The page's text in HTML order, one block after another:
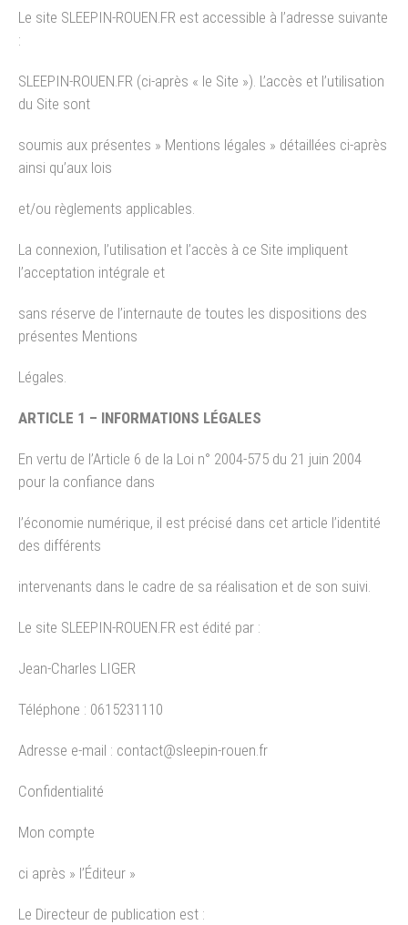
Le site SLEEPIN-ROUEN.FR est accessible à l’adresse suivante
:
SLEEPIN-ROUEN.FR (ci-après « le Site »). L’accès et l’utilisation
du Site sont
soumis aux présentes » Mentions légales » détaillées ci-après
ainsi qu’aux lois
et/ou règlements applicables.
La connexion, l’utilisation et l’accès à ce Site impliquent
l’acceptation intégrale et
sans réserve de l’internaute de toutes les dispositions des
présentes Mentions
Légales.
ARTICLE 1 – INFORMATIONS LÉGALES
En vertu de l’Article 6 de la Loi n° 2004-575 du 21 juin 2004
pour la confiance dans
l’économie numérique, il est précisé dans cet article l’identité
des différents
intervenants dans le cadre de sa réalisation et de son suivi.
Le site SLEEPIN-ROUEN.FR est édité par :
Jean-Charles LIGER
Téléphone : 0615231110
Adresse e-mail : contact@sleepin-rouen.fr
Confidentialité
Mon compte
ci après » l’Éditeur »
Le Directeur de publication est :